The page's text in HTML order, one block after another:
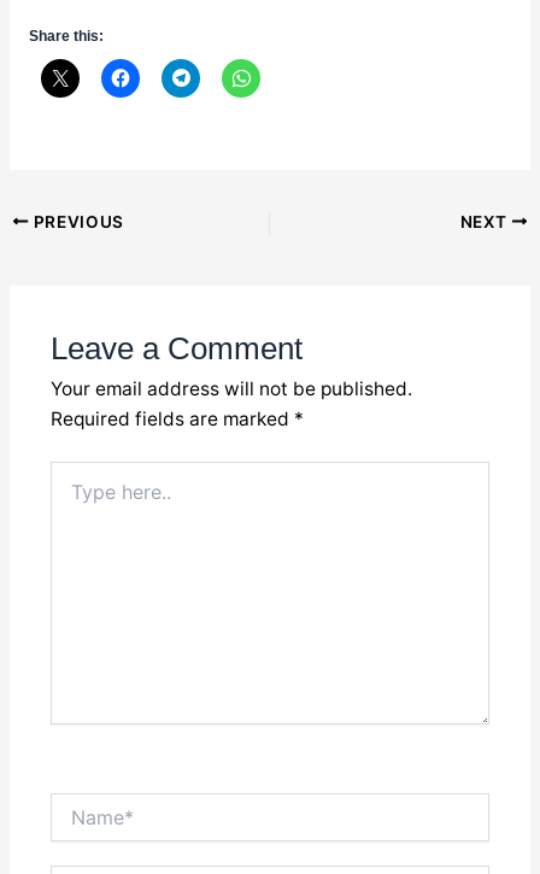
Share this:
Post
PREVIOUS NEXT
Leave a Comment
Your email address will not be published.
Required fields are marked *
here..